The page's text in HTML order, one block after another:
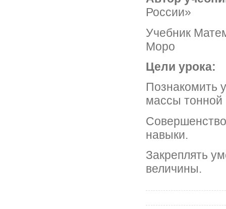
России»
Учебник
Моро
Цели урока:
Познакомить
массы тонной
навыки.
Закреплять
величины.